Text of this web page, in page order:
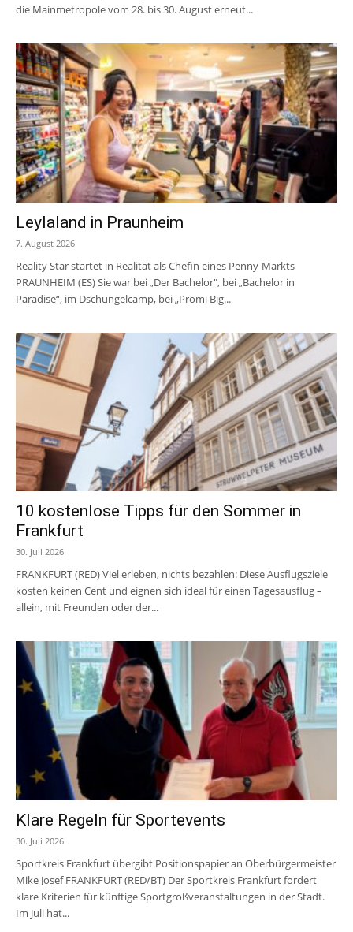
die Mainmetropole vom 28. bis 30. August erneut...
Leylaland in Praunheim
7. August 2026
Reality Star startet in Realität als Chefin eines Penny-Markts
PRAUNHEIM (ES) Sie war bei „Der Bachelor", bei „Bachelor in
Paradise“, im Dschungelcamp, bei „Promi Big...
10 kostenlose Tipps für den Sommer in
Frankfurt
30. Juli 2026
FRANKFURT (RED) Viel erleben, nichts bezahlen: Diese Ausflugsziele
kosten keinen Cent und eignen sich ideal für einen Tagesausflug –
allein, mit Freunden oder der...
Klare Regeln für Sportevents
30. Juli 2026
Sportkreis Frankfurt übergibt Positionspapier an Oberbürgermeister
Mike Josef FRANKFURT (RED/BT) Der Sportkreis Frankfurt fordert
klare Kriterien für künftige Sportgroßveranstaltungen in der Stadt.
Im Juli hat...